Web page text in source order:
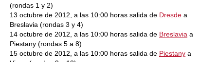
(rondas 1 y 2)
13 octubre de 2012, a las 10:00 horas salida de Dresde a
Breslavia (rondas 3 y 4)
14 octubre de 2012, a las 10:00 horas salida de Breslavia a
Piestany (rondas 5 a 8)
15 octubre de 2012, a las 10:00 horas salida de Piestany a